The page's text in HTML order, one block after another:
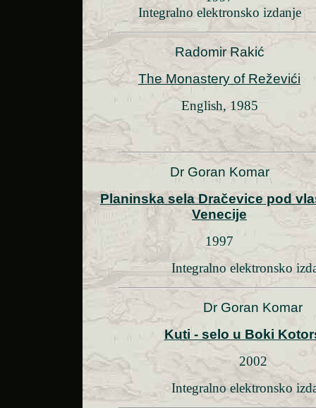
Integralno elektronsko izdanje
Radomir Rakić
The Monastery of Reževići
English, 1985
Dr Goran Komar
Planinska sela Dračevice pod
Venecije
1997
Integralno elektronsko
Dr Goran Komar
Kuti - selo u Boki
2002
Integralno elektronsko